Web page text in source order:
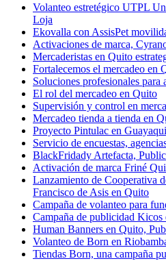
Volanteo estretégico UTPL
Loja
Ekovalla con AssisPet
Activaciones de marca,
Mercaderistas en Quito
Fortalecemos el mercadeo en
Soluciones profesionales para
El rol del mercadeo en Quito
Supervisión y control en
Mercadeo tienda a tienda en
Proyecto Pintulac en
Servicio de encuestas,
BlackFridady Artefacta,
Activación de marca Friné
Lanzamiento de Cooperativa
Francisco de Asis en Quito
Campaña de volanteo para
Campaña de publicidad Kicos
Human Banners en Quito,
Volanteo de Born en
Tiendas Born, una campaña